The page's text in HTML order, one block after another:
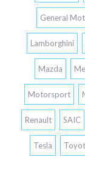
General
Lamborghini
Mazda
Motorsport
Renault SAIC
Tesla